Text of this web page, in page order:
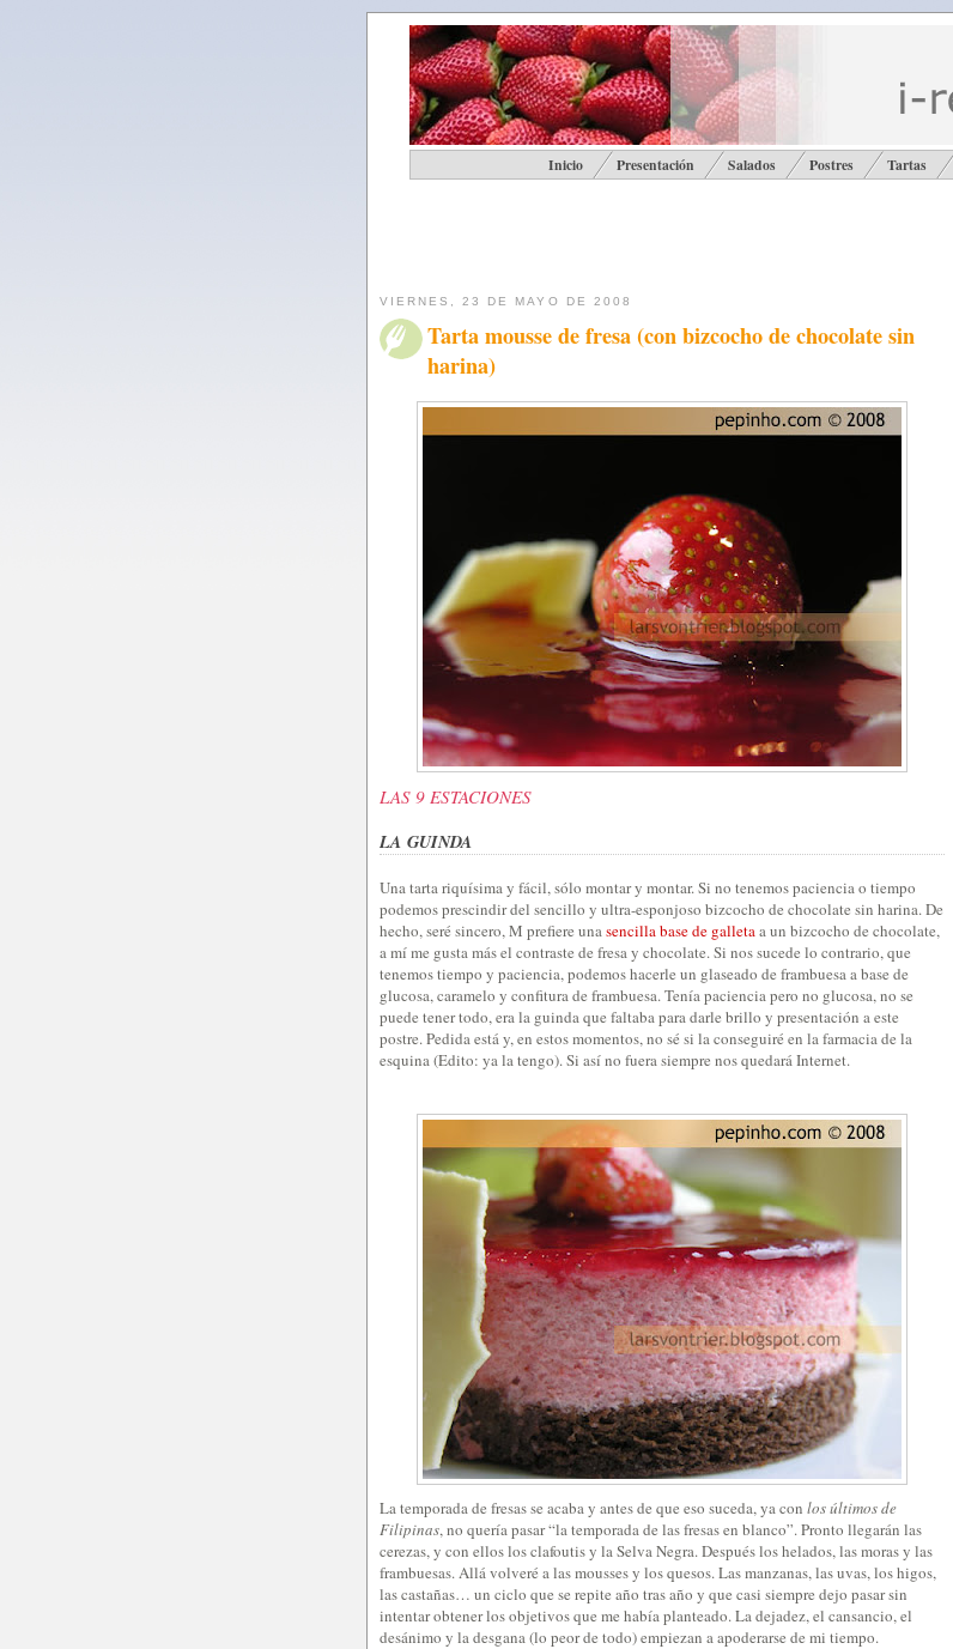
Inicio Presentación Salados Postres Tartas
VIERNES, 23 DE MAYO DE 2008
Tarta mousse de fresa (con bizcocho de chocolate sin
harina)
LAS 9 ESTACIONES
LA GUINDA
Una tarta riquísima y fácil, sólo montar y montar. Si no tenemos paciencia o tiempo
podemos prescindir del sencillo y ultra-esponjoso bizcocho de chocolate sin harina. De
hecho, seré sincero, M prefiere unasencilla base de galletaa un bizcocho de chocolate,
a mí me gusta más el contraste de fresa y chocolate. Si nos sucede lo contrario, que
tenemos tiempo y paciencia, podemos hacerle un glaseado de frambuesa a base de
glucosa, caramelo y confitura de frambuesa. Tenía paciencia pero no glucosa, no se
puede tener todo, era la guinda que faltaba para darle brillo y presentación a este
postre. Pedida está y, en estos momentos, no sé si la conseguiré en la farmacia de la
esquina (Edito: ya la tengo). Si así no fuera siempre nos quedará Internet.
La temporada de fresas se acaba y antes de que eso suceda, ya con los últimos de
Filipinas, no quería pasar “la temporada de las fresas en blanco”. Pronto llegarán las
cerezas, y con ellos los clafoutis y la Selva Negra. Después los helados, las moras y las
frambuesas. Allá volveré a las mousses y los quesos. Las manzanas, las uvas, los higos,
las castañas… un ciclo que se repite año tras año y que casi siempre dejo pasar sin
intentar obtener los objetivos que me había planteado. La dejadez, el cansancio, el
desánimo y la desgana (lo peor de todo) empiezan a apoderarse de mi tiempo.